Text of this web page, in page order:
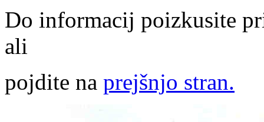
Do informacij poizkusite
ali
pojdite na prejšnjo stran.